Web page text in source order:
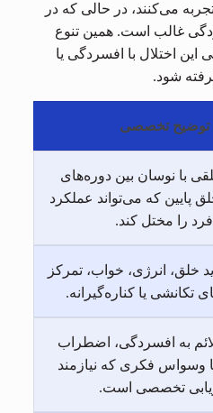
می‌کنند، در حالی که در
غالب است. همین تنوع
اختلال با افسردگی یا
شود.
توضیح تخصصی
با نوسان بین دوره‌های
پایین که می‌تواند عملکرد
فرد را مختل کند.
خلق، انرژی، خواب، تمرکز
تکانشی یا کناره‌گیرانه.
به افسردگی، اضطراب
وسواس فکری که نیازمند
تخصصی است.